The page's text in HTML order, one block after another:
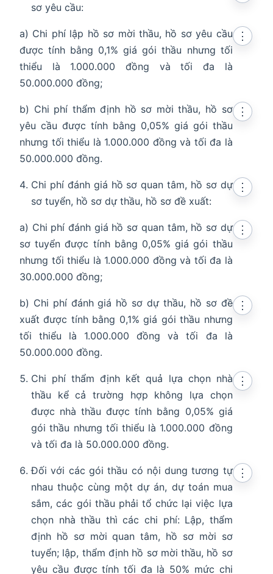
sơ yêu cầu:
a) Chi phí lập hồ sơ mời thầu, hồ sơ yêu cầu
được tính bằng 0,1% giá gói thầu nhưng tối
thiểu là 1.000.000 đồng và tối đa là
50.000.000 đồng;
⋮
b) Chi phí thẩm định hồ sơ mời thầu, hồ sơ
yêu cầu được tính bằng 0,05% giá gói thầu
nhưng tối thiểu là 1.000.000 đồng và tối đa là
50.000.000 đồng.
⋮
Chi phí đánh giá hồ sơ quan tâm, hồ sơ dự
sơ tuyển, hồ sơ dự thầu, hồ sơ đề xuất:
⋮
a) Chi phí đánh giá hồ sơ quan tâm, hồ sơ dự
sơ tuyển được tính bằng 0,05% giá gói thầu
nhưng tối thiểu là 1.000.000 đồng và tối đa là
30.000.000 đồng;
⋮
b) Chi phí đánh giá hồ sơ dự thầu, hồ sơ đề
xuất được tính bằng 0,1% giá gói thầu nhưng
tối thiểu là 1.000.000 đồng và tối đa là
50.000.000 đồng.
⋮
Chi phí thẩm định kết quả lựa chọn nhà
thầu kể cả trường hợp không lựa chọn
được nhà thầu được tính bằng 0,05% giá
gói thầu nhưng tối thiểu là 1.000.000 đồng
và tối đa là 50.000.000 đồng.
⋮
Đối với các gói thầu có nội dung tương tự
nhau thuộc cùng một dự án, dự toán mua
sắm, các gói thầu phải tổ chức lại việc lựa
chọn nhà thầu thì các chi phí: Lập, thẩm
định hồ sơ mời quan tâm, hồ sơ mời sơ
tuyển; lập, thẩm định hồ sơ mời thầu, hồ sơ
yêu cầu được tính tối đa là 50% mức chi
⋮